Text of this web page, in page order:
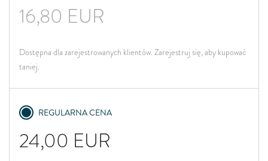
16,80 EUR
Dostępna dla zarejestrowanych klientów. Zarejestruj się, aby kupować
taniej.
REGULARNA CENA
24,00 EUR